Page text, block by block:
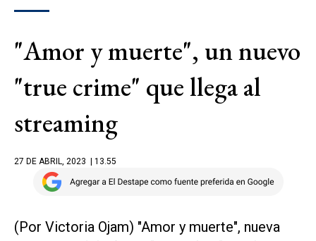
"Amor y muerte", un nuevo
"true crime" que llega al
streaming
27 DE ABRIL, 2023 | 13.55
(Por Victoria Ojam) "Amor y muerte", nueva